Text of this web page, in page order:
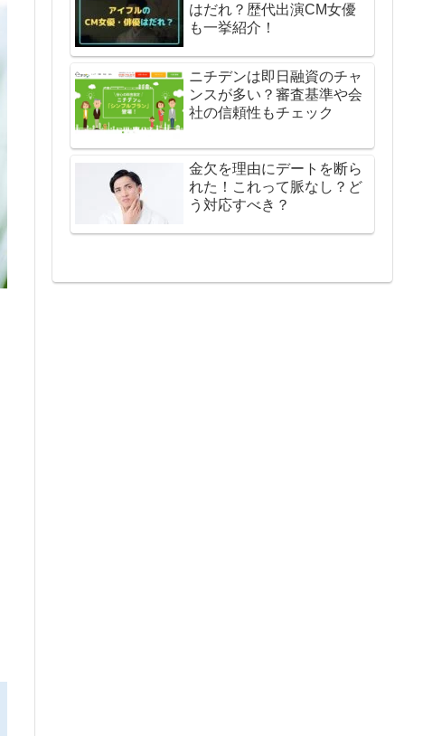
はだれ？歴代出演CM女優
も一挙紹介！
ニチデンは即日融資のチャ
ンスが多い？審査基準や会
社の信頼性もチェック
金欠を理由にデートを断ら
れた！これって脈なし？ど
う対応すべき？